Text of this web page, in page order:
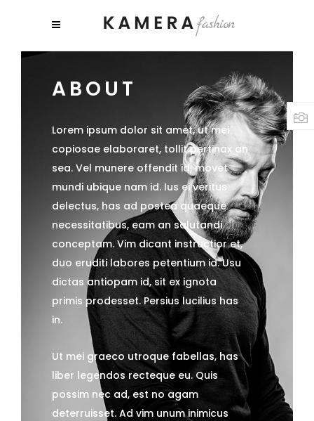
ABOUT
Lorem ipsum dolor sit amet, ut mei
copiosae elaboraret, tollit pertinax an
sea. Vel munere offendit id, movet
mundi ubique nam id. Ius ei veritus
delectus, has ad postea quaeque
necessitatibus, eam an salutandi
conceptam. Vim dicant instructior et,
duo eruditi labores petentium id. Usu
dictas antiopam id, sit ex ignota
primis prodesset. Persius lucilius has
in.
Ut mei graeco utroque fabellas, has
liber legendos recteque eu. Quis
possim nec ad, est no agam
deterruisset. Ad vim unum inimicus